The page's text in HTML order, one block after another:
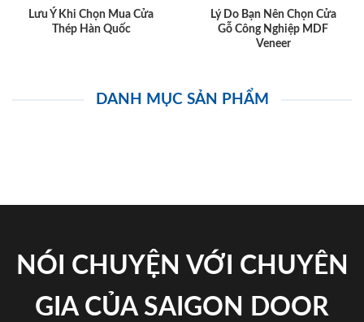
Lưu Ý Khi Chọn Mua Cửa
Thép Hàn Quốc
Lý Do Bạn Nên Chọn Cửa
Gỗ Công Nghiệp MDF
Veneer
DANH MỤC SẢN PHẨM
NÓI CHUYỆN VỚI CHUYÊN
GIA CỦA SAIGON DOOR